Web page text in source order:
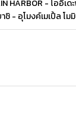
HARBOR - โออิเ
- อุโมงค์เมเปิ้ล โม